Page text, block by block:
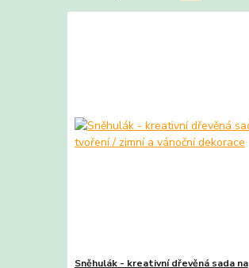
Sněhulák - kreativní dřevěná sada na